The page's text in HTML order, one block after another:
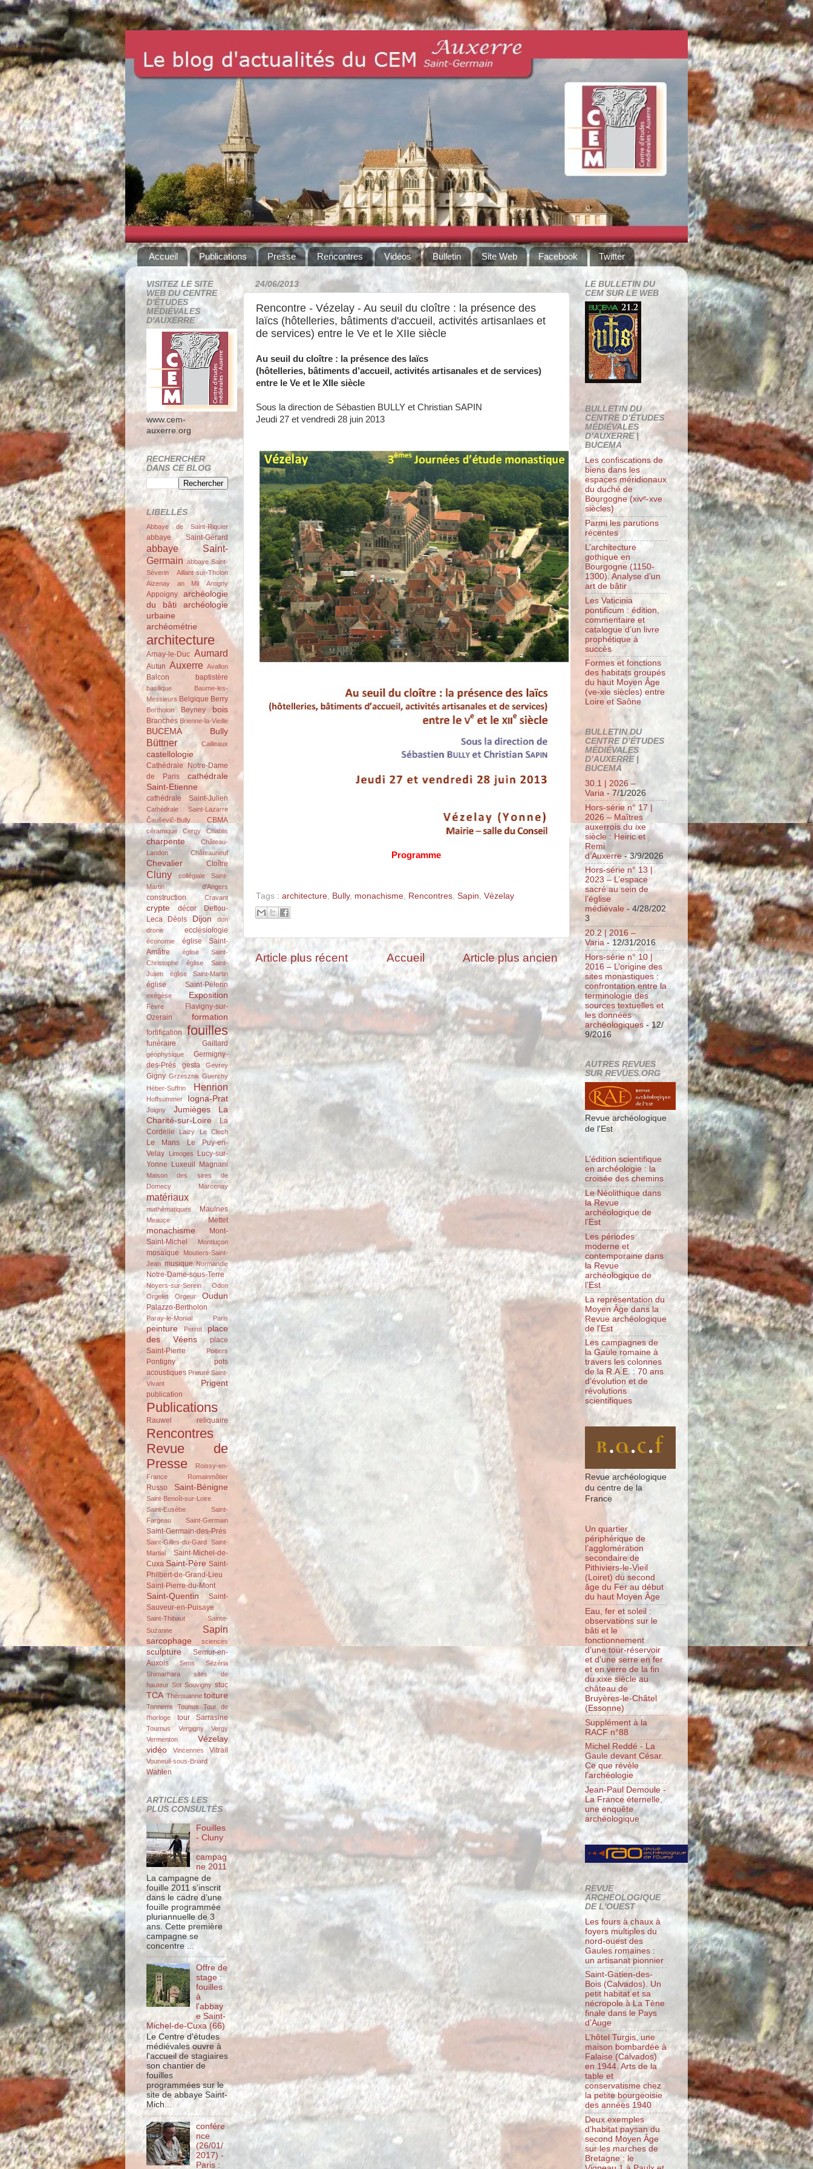
Accueil Publications Presse Rencontres Vidéos Bulletin Site Web Facebook Twitter
24/06/2013
Rencontre - Vézelay - Au seuil du cloître : la présence des
laïcs (hôtelleries, bâtiments d'accueil, activités artisanlaes et
de services) entre le Ve et le XIIe siècle
Au seuil du cloître : la présence des laïcs
(hôtelleries, bâtiments d’accueil, activités artisanales et de services)
entre le Ve et le XIIe siècle
Sous la direction de Sébastien BULLY et Christian SAPIN
Jeudi 27 et vendredi 28 juin 2013
Programme
Tags : architecture, Bully, monachisme, Rencontres, Sapin, Vézelay
Article plus récent Article plus ancien
Accueil
VISITEZ LE SITE
WEB DU CENTRE
D'ÉTUDES
MÉDIÉVALES
D'AUXERRE
www.cem-
auxerre.org
RECHERCHER
DANS CE BLOG
LIBELLÉS
Abbaye de Saint-Riquier
abbaye Saint-Gérard
abbaye Saint-
Germain abbaye Saint-
Séverin
Aillant-sur-Tholon
Aizenay
an Mil Antigny
Appoigny
archéologie
du bâti
archéologie
urbaine
archéométrie
architecture
Arnay-le-Duc Aumard
Autun Auxerre Avallon
Balcon baptistère
basilique
Baume-les-
Messieurs Belgique Berry
Bertholon Beyney bois
Branches Brienne-la-Vieille
BUCEMA Bully
Büttner Cailleaux
castellologie
Cathédrale Notre-Dame
de Paris
cathédrale
Saint-Etienne
cathédrale Saint-Julien
Cathédrale Saint-Lazarre
Čauševič-Bully
CBMA
céramique Cergy Chablis
charpente
Château-
Landon
Châteauneuf
Chevalier Cloître
Cluny
collégiale Saint-
Martin d'Angers
construction Cravant
crypte décor
Deflou-
Leca
Déols Dijon
don
drone
ecclésiologie
économie
église Saint-
Amâtre
église Saint-
Christophe
église Saint-
Julien
église Saint-Martin
église Saint-Pélerin
exégèse Exposition
Fèvre
Flavigny-sur-
Ozerain
formation
fortification fouilles
funéraire Gaillard
géophysique
Germigny-
des-Prés
gesta Gevrey
Gigny Grzesznik Guerchy
Héber-Suffrin
Henrion
Hoffsummer Iogna-Prat
Joigny Jumièges
La
Charité-sur-Loire
La
Cordelle
Laizy Le Clech
Le Mans
Le Puy-en-
Velay
Limoges
Lucy-sur-
Yonne Luxeuil Magnani
Maison des sires de
Domecy
Marcenay
matériaux
mathématiques Maulnes
Meauce Mettet
monachisme
Mont-
Saint-Michel
Montluçon
mosaïque
Moutiers-Saint-
Jean musique Normandie
Notre-Dame-sous-Terre
Noyers-sur-Serein
Odon
Orgelet
Orgeur Oudun
Palazzo-Bertholon
Paray-le-Monial Paris
peinture Perrot
place
des Véens
place
Saint-Pierre
Poitiers
Pontigny
pots
acoustiques Prieuré Saint-
Vivant
Prigent
publication
Publications
Rauwel reliquaire
Rencontres
Revue de
Presse
Roissy-en-
France
Romainmôtier
Russo Saint-Bénigne
Saint-Benoît-sur-Loire
Saint-Eusèbe
Saint-
Fargeau
Saint-Germain
Saint-Germain-des-Prés
Saint-Gilles-du-Gard Saint-
Martial
Saint-Michel-de-
Cuxa Saint-Père Saint-
Philbert-de-Grand-Lieu
Saint-Pierre-du-Mont
Saint-Quentin
Saint-
Sauveur-en-Puisaye
Saint-Thibaut
Sainte-
Suzanne
Sapin
sarcophage sciences
sculpture
Semur-en-
Auxois
Sens
Sézéria
Shimarhara
sites de
hauteur Sot Souvigny stuc
TCA Thérouanne toiture
Tonnerre Tounus Tour de
l'horloge
tour Sarrasine
Tournus Vergigny
Vergy
Vermenton
Vézelay
vidéo
Vincennes Vitrail
Vouneuil-sous-Briard
Wahlen
ARTICLES LES
PLUS CONSULTÉS
Fouilles
- Cluny
:
campag
ne 2011
La campagne de
fouille 2011 s’inscrit
dans le cadre d’une
fouille programmée
pluriannuelle de 3
ans. Cette première
campagne se
concentre ...
Offre de
stage :
fouilles
à
l'abbay
e Saint-
Michel-de-Cuxa (66)
Le Centre d'études
médiévales ouvre à
l'accueil de stagiaires
son chantier de
fouilles
programmées sur le
site de abbaye Saint-
Mich...
confére
nce
(26/01/
2017) -
Paris :
LE BULLETIN DU
CEM SUR LE WEB
BULLETIN DU
CENTRE D’ÉTUDES
MÉDIÉVALES
D’AUXERRE |
BUCEMA
Les confiscations de
biens dans les
espaces méridionaux
du duché de
Bourgogne (xivᵉ-xve
siècles)
Parmi les parutions
récentes
L’architecture
gothique en
Bourgogne (1150-
1300). Analyse d’un
art de bâtir
Les Vaticinia
pontificum : édition,
commentaire et
catalogue d’un livre
prophétique à
succès
Formes et fonctions
des habitats groupés
du haut Moyen Âge
(ve-xie siècles) entre
Loire et Saône
BULLETIN DU
CENTRE D’ÉTUDES
MÉDIÉVALES
D’AUXERRE |
BUCEMA
30.1 | 2026 –
Varia - 7/1/2026
Hors-série n° 17 |
2026 – Maîtres
auxerrois du ixe
siècle : Heiric et
Remi
d’Auxerre- 3/9/2026
Hors-série n° 13 |
2023 – L’espace
sacré au sein de
l’église
médiévale - 4/28/202
3
20.2 | 2016 –
Varia - 12/31/2016
Hors-série n° 10 |
2016 – L’origine des
sites monastiques :
confrontation entre la
terminologie des
sources textuelles et
les données
archéologiques - 12/
9/2016
AUTRES REVUES
SUR REVUES.ORG
Revue archéologique
de l'Est
L’édition scientifique
en archéologie : la
croisée des chemins
Le Néolithique dans
la Revue
archéologique de
l’Est
Les périodes
moderne et
contemporaine dans
la Revue
archéologique de
l’Est
La représentation du
Moyen Âge dans la
Revue archéologique
de l’Est
Les campagnes de
la Gaule romaine à
travers les colonnes
de la R.A.E. : 70 ans
d’évolution et de
révolutions
scientifiques
Revue archéologique
du centre de la
France
Un quartier
périphérique de
l’agglomération
secondaire de
Pithiviers-le-Vieil
(Loiret) du second
âge du Fer au début
du haut Moyen Âge
Eau, fer et soleil :
observations sur le
bâti et le
fonctionnement
d’une tour-réservoir
et d’une serre en fer
et en verre de la fin
du xixe siècle au
château de
Bruyères-le-Châtel
(Essonne)
Supplément à la
RACF n°88
Michel Reddé - La
Gaule devant César.
Ce que révèle
l’archéologie
Jean-Paul Demoule -
La France éternelle,
une enquête
archéologique
REVUE
ARCHÉOLOGIQUE
DE L'OUEST
Les fours à chaux à
foyers multiples du
nord-ouest des
Gaules romaines :
un artisanat pionnier
Saint-Gatien-des-
Bois (Calvados). Un
petit habitat et sa
nécropole à La Tène
finale dans le Pays
d’Auge
L’hôtel Turgis, une
maison bombardée à
Falaise (Calvados)
en 1944. Arts de la
table et
conservatisme chez
la petite bourgeoisie
des années 1940
Deux exemples
d’habitat paysan du
second Moyen Âge
sur les marches de
Bretagne : le